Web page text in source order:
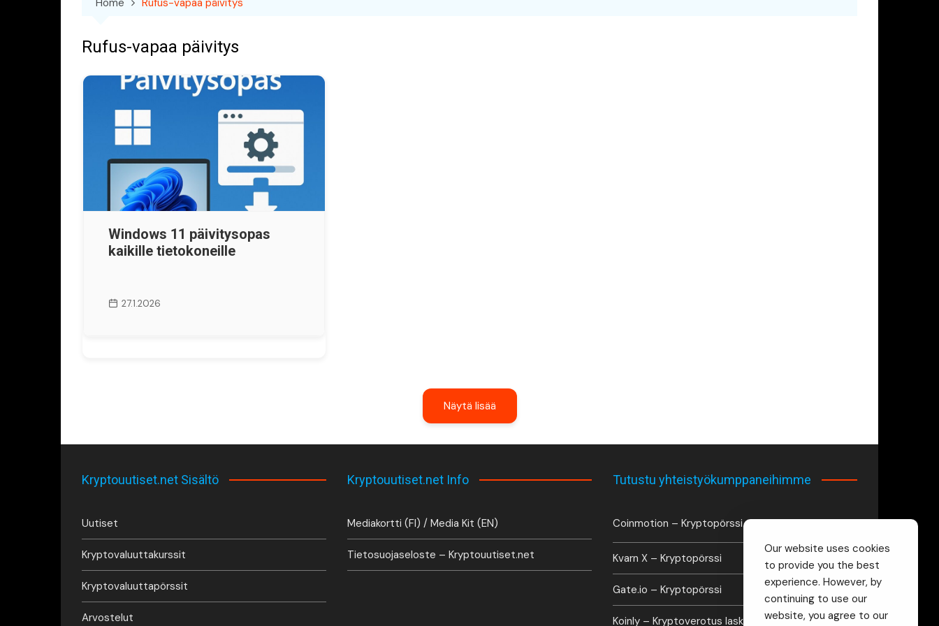
Rufus-vapaa päivitys
Windows 11 päivitysopas
kaikille tietokoneille
27.1.2026
Näytä lisää
Kryptouutiset.net Sisältö
Uutiset
Kryptovaluuttakurssit
Kryptovaluuttapörssit
Arvostelut
Kryptouutiset.net Info
Mediakortti (FI) / Media Kit (EN)
Tietosuojaseloste – Kryptouutiset.net
Tutustu yhteistyökumppaneihimme
Coinmotion – Kryptopörssi
Kvarn X – Kryptopörssi
Gate.io – Kryptopörssi
Koinly – Kryptoverotus laskuri
Our website uses cookies
to provide you the best
experience. However, by
continuing to use our
website, you agree to our